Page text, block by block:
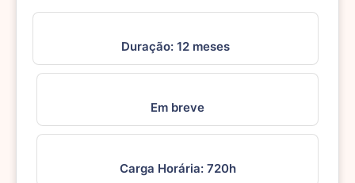
Duração: 12 meses
Em breve
Carga Horária: 720h